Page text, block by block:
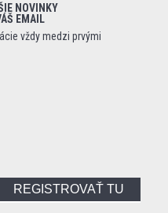
NOVINKY
EMAIL
vždy medzi prvými
REGISTROVAŤ TU